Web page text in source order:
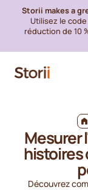
Storii makes a
Utilisez le code
réduction de 10
Mesurer
histoires
Découvrez